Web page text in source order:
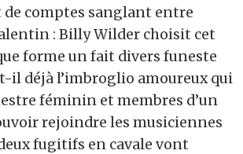
de comptes sanglant entre
: Billy Wilder choisit cet
forme un fait divers funeste
il déjà l’imbroglio amoureux qui
féminin et membres d’un
rejoindre les musiciennes
fugitifs en cavale vont